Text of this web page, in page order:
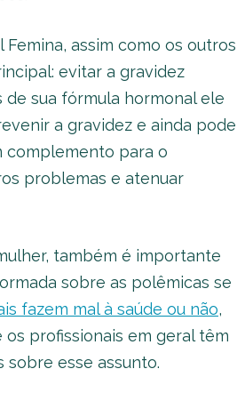
assim como os outros
evitar a gravidez
de sua fórmula hormonal ele
a gravidez e ainda pode
complemento para o
problemas e atenuar
também é importante
sobre as polêmicas se
fazem mal à saúde ou não,
profissionais em geral têm
esse assunto.